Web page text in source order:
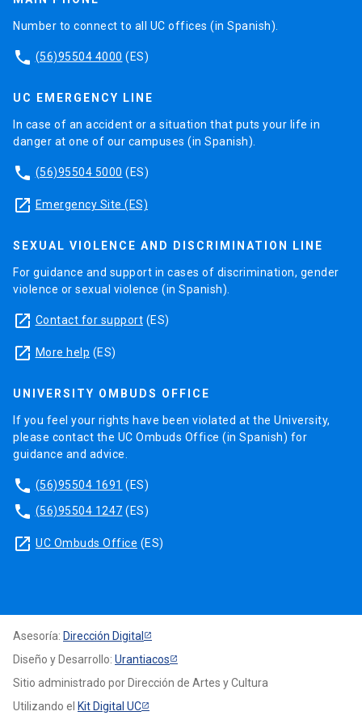
Number to connect to all UC offices (in Spanish).
phone (56)95504 4000 (ES)
UC EMERGENCY LINE
In case of an accident or a situation that puts your life in
danger at one of our campuses (in Spanish).
phone (56)95504 5000 (ES)
launch Emergency Site (ES)
SEXUAL VIOLENCE AND DISCRIMINATION LINE
For guidance and support in cases of discrimination, gender
violence or sexual violence (in Spanish).
launch Contact for support (ES)
launch More help (ES)
UNIVERSITY OMBUDS OFFICE
If you feel your rights have been violated at the University,
please contact the UC Ombuds Office (in Spanish) for
guidance and advice.
phone (56)95504 1691 (ES)
phone (56)95504 1247 (ES)
launch UC Ombuds Office (ES)
Asesoría: Dirección Digital
Diseño y Desarrollo: Urantiacos
Sitio administrado por Dirección de Artes y Cultura
Utilizando el Kit Digital UC